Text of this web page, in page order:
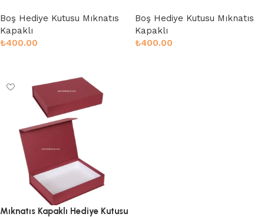
Boş Hediye Kutusu Mıknatıs
Kapaklı
₺400.00
Boş Hediye Kutusu Mıknatıs
Kapaklı
₺400.00
Mıknatıs Kapaklı Hediye Kutusu